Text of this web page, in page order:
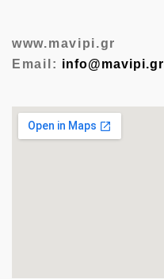
www.mavipi.gr
Email: info@mavipi.gr